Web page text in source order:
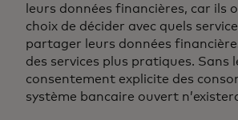
leurs données financières, car ils
choix de décider avec quels
partager leurs données
des services plus pratiques. Sans
consentement explicite des
système bancaire ouvert